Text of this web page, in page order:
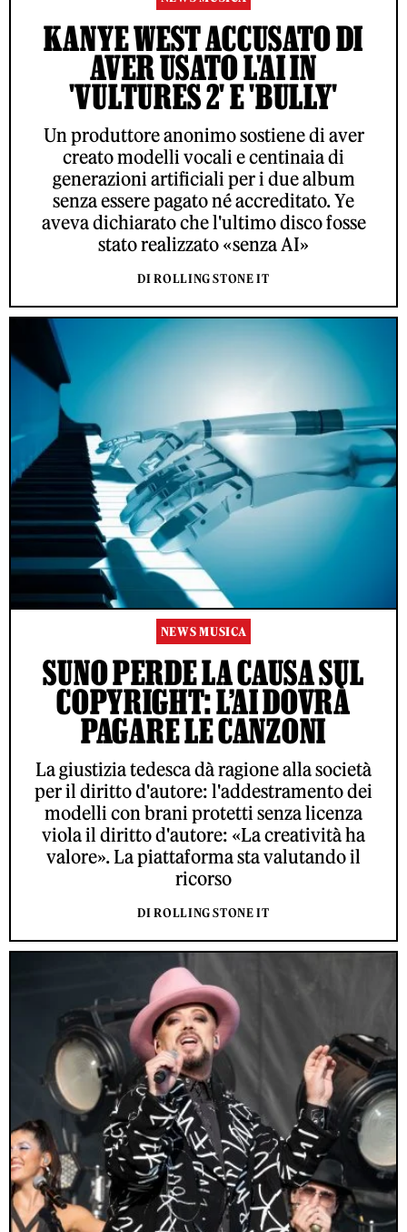
KANYE WEST ACCUSATO DI
AVER USATO L'AI IN
'VULTURES 2' E 'BULLY'
Un produttore anonimo sostiene di aver
creato modelli vocali e centinaia di
generazioni artificiali per i due album
senza essere pagato né accreditato. Ye
aveva dichiarato che l'ultimo disco fosse
stato realizzato «senza AI»
DI ROLLING STONE IT
NEWS MUSICA
SUNO PERDE LA CAUSA SUL
COPYRIGHT: L’AI DOVRÀ
PAGARE LE CANZONI
La giustizia tedesca dà ragione alla società
per il diritto d'autore: l'addestramento dei
modelli con brani protetti senza licenza
viola il diritto d'autore: «La creatività ha
valore». La piattaforma sta valutando il
ricorso
DI ROLLING STONE IT